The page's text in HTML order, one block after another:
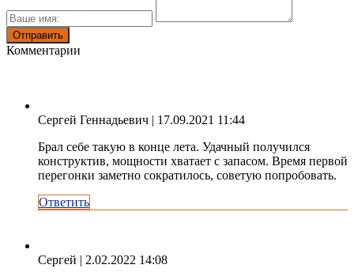
Комментарии
Сергей Геннадьевич | 17.09.2021 11:44
Брал себе такую в конце лета. Удачный получился
конструктив, мощности хватает с запасом. Время первой
перегонки заметно сократилось, советую попробовать.
Ответить
Сергей | 2.02.2022 14:08